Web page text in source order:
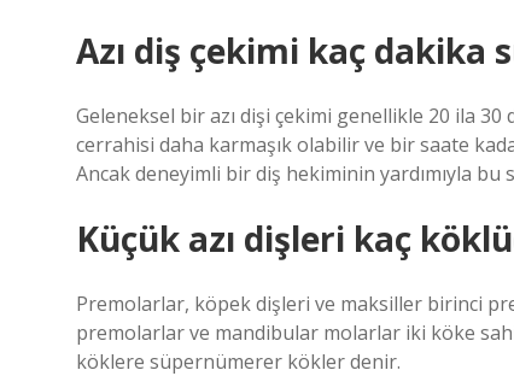
Azı diş çekimi kaç dakika
Geleneksel bir azı dişi çekimi genellikle 20 ila
cerrahisi daha karmaşık olabilir ve bir saate
Ancak deneyimli bir diş hekiminin yardımıyla
Küçük azı dişleri kaç
Premolarlar, köpek dişleri ve maksiller birinci
premolarlar ve mandibular molarlar iki köke
köklere süpernümerer kökler denir.